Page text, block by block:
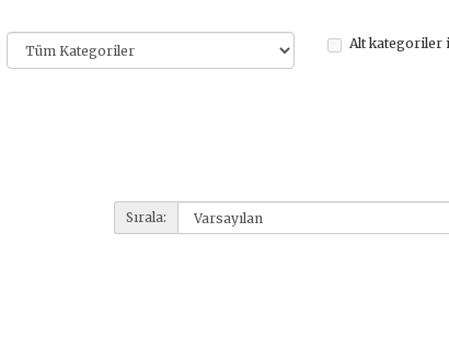
Alt kategoriler
Sırala: